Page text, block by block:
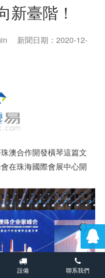
新臺階！
新聞日期：2020-12-
澳合作開發橫琴這篇文
在珠海國際會展中心開
設備 聯系我們